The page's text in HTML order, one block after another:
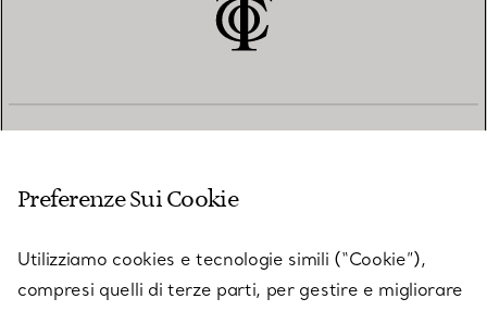
Preferenze Sui Cookie
Utilizziamo cookies e tecnologie simili (“Cookie”),
compresi quelli di terze parti, per gestire e migliorare